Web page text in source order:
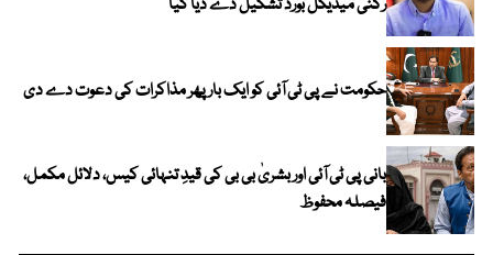
رکنی میڈیکل بورڈ تشکیل دے دیا گیا
حکومت نے پی ٹی آئی کو ایک بارپھر مذاکرات کی دعوت دے دی
بانی پی ٹی آئی اور بشریٰ بی بی کی قیدِ تنہائی کیس، دلائل مکمل،
فیصلہ محفوظ